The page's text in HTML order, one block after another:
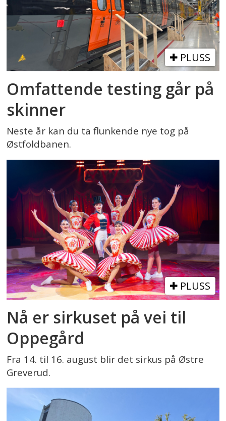
PLUSS
Omfattende testing går på
skinner
Neste år kan du ta flunkende nye tog på
Østfoldbanen.
PLUSS
Nå er sirkuset på vei til
Oppegård
Fra 14. til 16. august blir det sirkus på Østre
Greverud.